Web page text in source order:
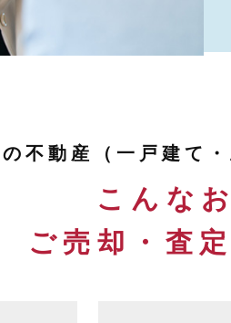
不動産（一戸建て
こんな
ご売却・査